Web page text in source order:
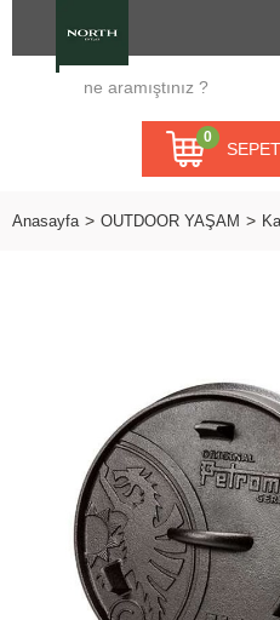
0
Anasayfa OUTDOOR YAŞAM